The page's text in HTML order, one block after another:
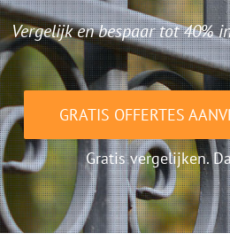
Vergelijk en bespaar tot 40%
GRATIS OFFERTES
Gratis vergelijken.